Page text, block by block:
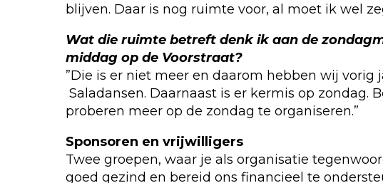
blijven. Daar is nog ruimte voor, al moet ik wel
Wat die ruimte betreft denk ik aan de
middag op de Voorstraat?
”Die is er niet meer en daarom hebben wij
Saladansen. Daarnaast is er kermis op zondag.
proberen meer op de zondag te organiseren.”
Sponsoren en vrijwilligers
Twee groepen, waar je als organisatie
goed gezind en bereid ons financieel te